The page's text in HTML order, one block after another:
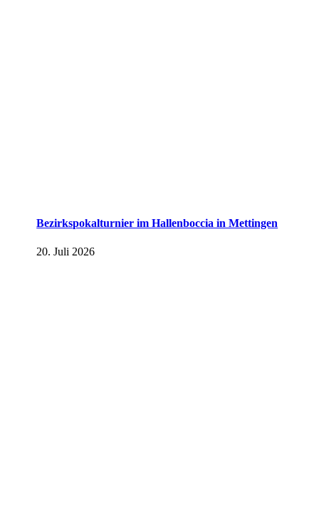
Bezirkspokalturnier im Hallenboccia in Mettingen
20. Juli 2026